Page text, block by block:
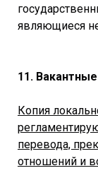
являющиеся
11.
Копия
перевода,
отношений и